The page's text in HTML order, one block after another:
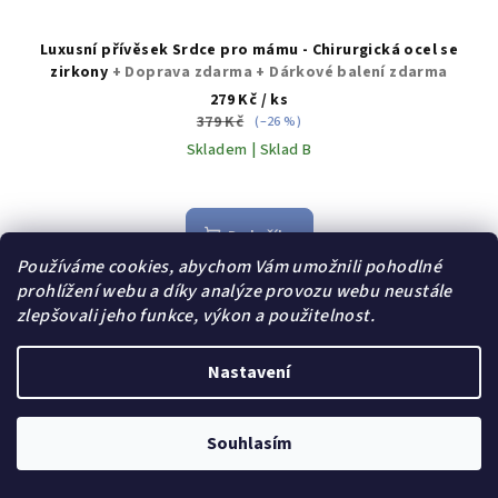
Používáme cookies, abychom Vám umožnili pohodlné
prohlížení webu a díky analýze provozu webu neustále
zlepšovali jeho funkce, výkon a použitelnost.
Nastavení
Souhlasím
Luxusní přívěsek Srdce pro mámu - Chirurgická ocel se
zirkony + Doprava zdarma + Dárkové balení zdarma
279 Kč / ks
379 Kč (–26 %)
Skladem | Sklad B
Do košíku
Akce
Dárek zdarma